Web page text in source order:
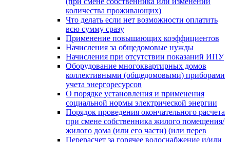
количества проживающих)
Что делать если нет возможности оплатить
всю сумму сразу
Применение повышающих коэффициентов
Начисления за общедомовые нужды
Начисления при отсутствии показаний ИПУ
Оборудование многоквартирных домов
коллективными (общедомовыми) приборами
учета энергоресурсов
О порядке установления и применения
социальной нормы электрической энергии
Порядок проведения окончательного расчета
при смене собственника жилого помещения/
жилого дома (или его части) (или перев
Перерасчет за горячее водоснабжение и/или